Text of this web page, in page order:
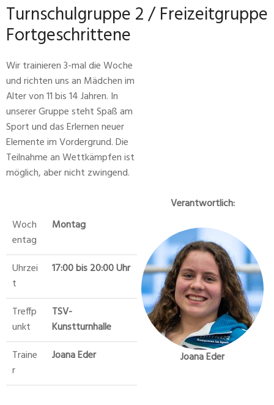
Turnschulgruppe 2 / Freizeitgruppe
Fortgeschrittene
Wir trainieren 3-mal die Woche
und richten uns an Mädchen im
Alter von 11 bis 14 Jahren. In
unserer Gruppe steht Spaß am
Sport und das Erlernen neuer
Elemente im Vordergrund. Die
Teilnahme an Wettkämpfen ist
möglich, aber nicht zwingend.
Woch
entag
Montag
Uhrzei
t
17:00 bis 20:00 Uhr
Treffp
unkt
TSV-
Kunstturnhalle
Traine
r
Joana Eder
Verantwortlich:
Joana Eder